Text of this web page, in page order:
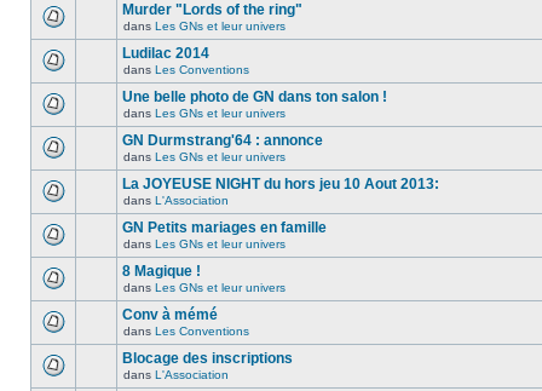
Murder "Lords of the ring"
dans Les GNs et leur univers
Ludilac 2014
dans Les Conventions
Une belle photo de GN dans ton salon !
dans Les GNs et leur univers
GN Durmstrang'64 : annonce
dans Les GNs et leur univers
La JOYEUSE NIGHT du hors jeu 10 Aout 2013:
dans L'Association
GN Petits mariages en famille
dans Les GNs et leur univers
8 Magique !
dans Les GNs et leur univers
Conv à mémé
dans Les Conventions
Blocage des inscriptions
dans L'Association